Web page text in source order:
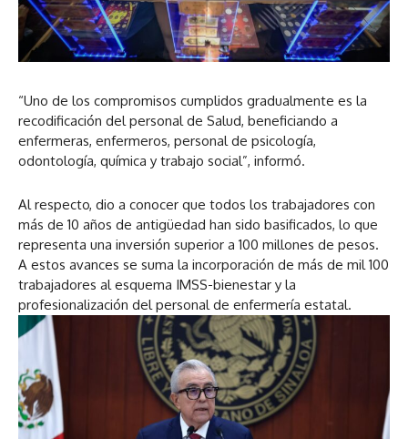
“Uno de los compromisos cumplidos gradualmente es la
recodificación del personal de Salud, beneficiando a
enfermeras, enfermeros, personal de psicología,
odontología, química y trabajo social”, informó.
Al respecto, dio a conocer que todos los trabajadores con
más de 10 años de antigüedad han sido basificados, lo que
representa una inversión superior a 100 millones de pesos.
A estos avances se suma la incorporación de más de mil 100
trabajadores al esquema IMSS-bienestar y la
profesionalización del personal de enfermería estatal.